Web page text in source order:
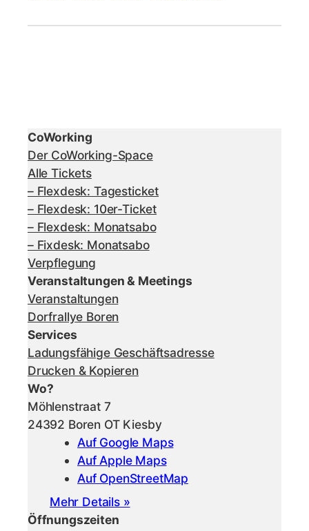
CoWorking
Der CoWorking-Space
Alle Tickets
– Flexdesk: Tagesticket
– Flexdesk: 10er-Ticket
– Flexdesk: Monatsabo
– Fixdesk: Monatsabo
Verpflegung
Veranstaltungen & Meetings
Veranstaltungen
Dorfrallye Boren
Services
Ladungsfähige Geschäftsadresse
Drucken & Kopieren
Wo?
Möhlenstraat 7
24392 Boren OT Kiesby
Auf Google Maps
Auf Apple Maps
Auf OpenStreetMap
Mehr Details »
Öffnungszeiten